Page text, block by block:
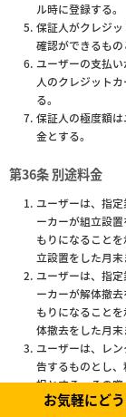
ル時に登録する。
保証人がクレジ
確認ができるもの
ユーザーの支払
人のクレジット
る。
保証人の極度額
金とする。
第36条 別途料金
ユーザーは、指
ーカーが組立設
もりになること
立設置をした月末
ユーザーは、指
ーカーが解体撤
もりになること
体撤去をした月末
ユーザーは、レ
告するものとし
担とする。その
諾なく、移転さ
お気軽にど